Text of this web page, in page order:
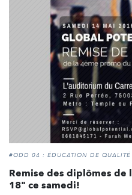
#ODD 04 : ÉDUCATION DE QUALITÉ
Remise des diplômes de
18" ce samedi!